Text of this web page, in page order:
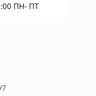
ПН- ПТ
7